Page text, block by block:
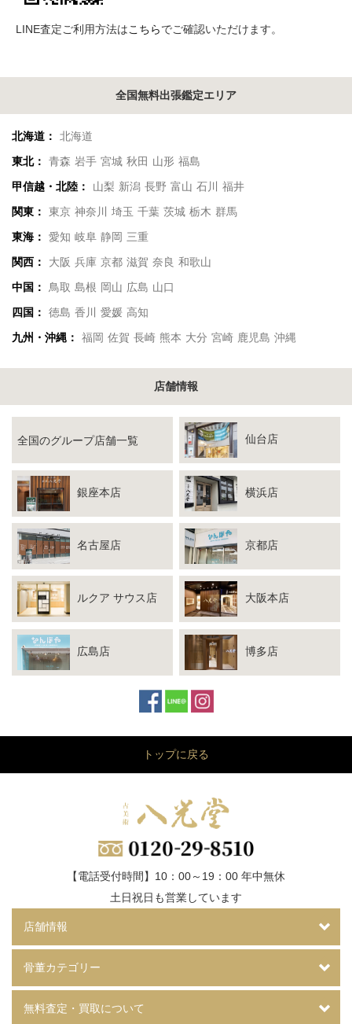
LINE査定ご利用方法はこちらでご確認いただけます。
全国無料出張鑑定エリア
北海道：
北海道
東北：
青森 岩手 宮城 秋田 山形 福島
甲信越・北陸：
山梨 新潟 長野 富山 石川
福井
関東：
東京 神奈川 埼玉 千葉 茨城 栃木 群馬
東海：
愛知 岐阜 静岡 三重
関西：
大阪 兵庫 京都 滋賀 奈良 和歌山
中国：
鳥取 島根 岡山 広島 山口
四国：
徳島 香川 愛媛 高知
九州・沖縄：
福岡 佐賀 長崎 熊本 大分 宮崎 鹿児島 沖縄
店舗情報
全国のグループ店舗一覧 仙台店
銀座本店 横浜店
名古屋店 京都店
ルクア サウス店 大阪本店
広島店 博多店
トップに戻る
【電話受付時間】10：00～19：00 年中無休
土日祝日も営業しています
店舗情報
骨董カテゴリー
無料査定・買取について